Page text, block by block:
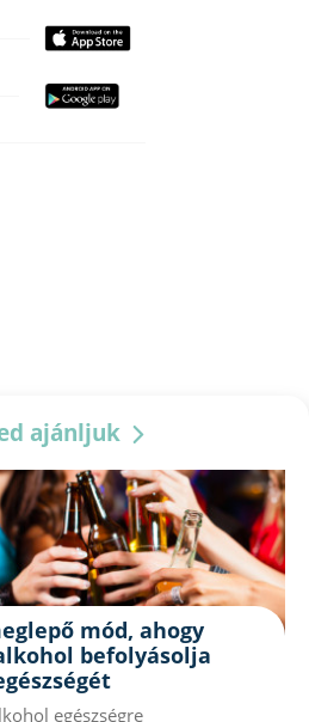
KAPCSOLAT
ajánljuk
mód, ahogy
befolyásolja
egészségre